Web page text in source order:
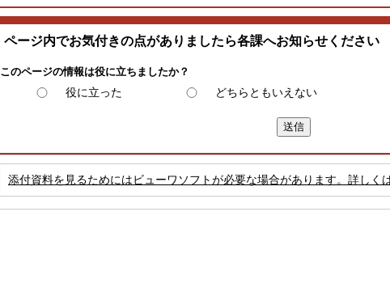
ページ内でお気付きの点がありましたら各課へお知らせください
このページの情報は役に立ちましたか？
役に立った どちらともいえない
添付資料を見るためにはビューワソフトが必要な場合があります。詳しく